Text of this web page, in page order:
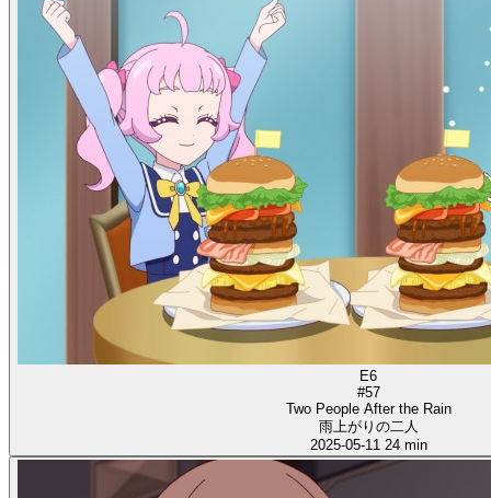
E6
#57
Two People After the Rain
雨上がりの二人
2025-05-11 24 min